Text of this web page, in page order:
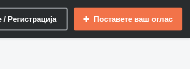
/ Регистрација Поставете ваш оглас